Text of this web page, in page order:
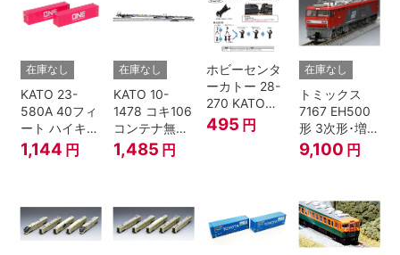
在庫なし
KATO 23-
580A 40フィ
ート ハイキュ
ーブコンテナ
ONE マゼンタ
1,144 円
在庫なし
KATO 10-
1478 コキ106
コンテナ無積
載 2両セット
鉄道模型 Nゲ
1,485 円
ホビーセンタ
ーカトー 28-
270 KATOナ
ックルカプラ
ー 黒 センタ
495 円
在庫なし
トミックス
7167 EH500
形 3次形･増備
型
9,100 円